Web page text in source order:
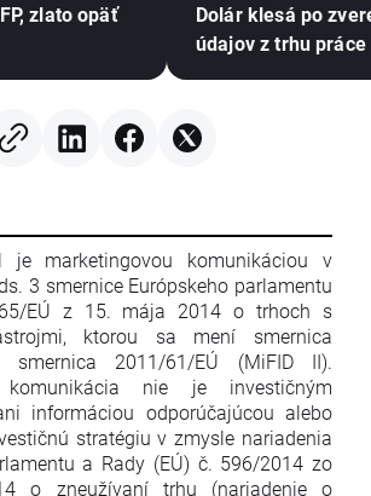
zlato opäť
Dolár klesá po
údajov z trhu práce
je marketingovou komunikáciou v
3 smernice Európskeho parlamentu
EÚ z 15. mája 2014 o trhoch s
ktorou sa mení smernica
smernica 2011/61/EÚ (MiFID II).
komunikácia nie je investičným
informáciou odporúčajúcou alebo
stratégiu v zmysle nariadenia
a Rady (EÚ) č. 596/2014 zo
o zneužívaní trhu (nariadenie o